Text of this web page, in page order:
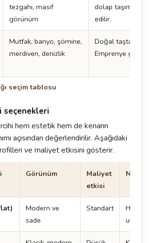
seçim tablosu
tezgahı, masif
görünüm
dolap taşıma
edilir.
Mutfak, banyo, şömine,
merdiven, denizlik
Doğal taşta
Emprenye
seçenekleri
hem estetik hem de kenarın
açısından değerlendirilir. Aşağıdaki
ve maliyet etkisini gösterir.
Görünüm
Maliyet
etkisi
Not
Modern ve
sade
Standart
Her